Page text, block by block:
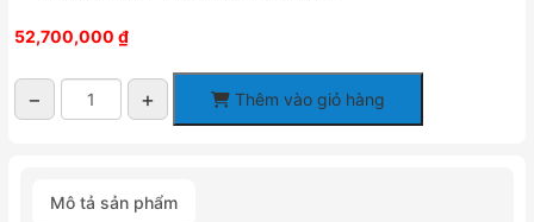
52,700,000 ₫
Daikin
− + Thêm vào giỏ hàng
Mô tả sản phẩm